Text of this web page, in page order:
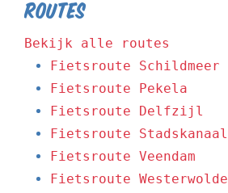
Routes
Bekijk alle routes
Fietsroute Schildmeer
Fietsroute Pekela
Fietsroute Delfzijl
Fietsroute Stadskanaal
Fietsroute Veendam
Fietsroute Westerwolde